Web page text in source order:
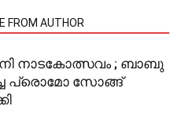
FROM AUTHOR
നാടകോത്സവം ; ബാബു
പ്രൊമോ സോങ്ങ്